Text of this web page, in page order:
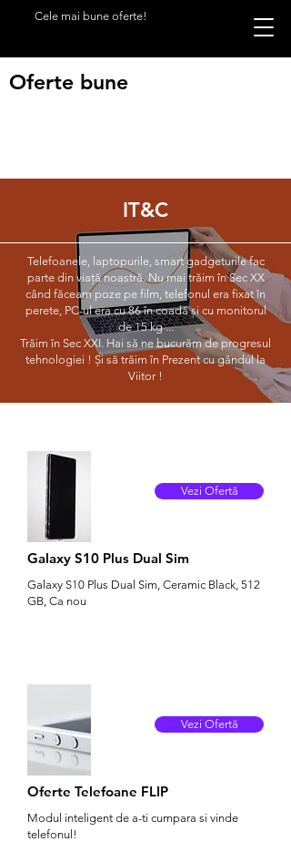
Cele mai bune oferte!
Oferte bune
IT&C
Telefoanele, laptopurile, smart gadgeturile fac
parte din viață noastră. Nu mai trăim în Sec XX
când făceam poze pe film, telefonul era fixat în
perete, PC-ul era cu 86 în coadă și cu monitorul
de 15 kg ...
Trăim în Sec XXI. Hai să ne bucurăm de progresul
tehnologiei ! Și să trăim în Prezent cu gândul la
Viitor !
Vezi Ofertă
Galaxy S10 Plus Dual Sim
Galaxy S10 Plus Dual Sim, Ceramic Black, 512
GB, Ca nou
Vezi Ofertă
Oferte Telefoane FLIP
Modul inteligent de a-ti cumpara si vinde
telefonul!